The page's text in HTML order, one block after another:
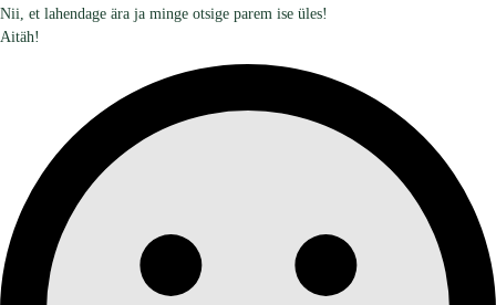
Nii, et lahendage ära ja minge otsige parem ise üles!
Aitäh!